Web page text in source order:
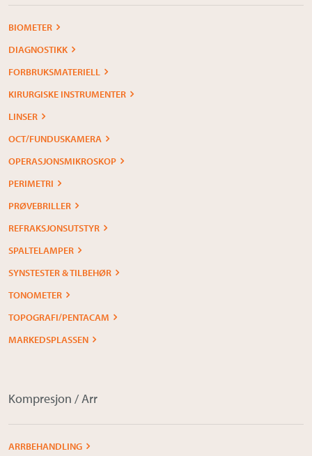
BIOMETER
DIAGNOSTIKK
FORBRUKSMATERIELL
KIRURGISKE INSTRUMENTER
LINSER
OCT/FUNDUSKAMERA
OPERASJONSMIKROSKOP
PERIMETRI
PRØVEBRILLER
REFRAKSJONSUTSTYR
SPALTELAMPER
SYNSTESTER & TILBEHØR
TONOMETER
TOPOGRAFI/PENTACAM
MARKEDSPLASSEN
Kompresjon / Arr
ARRBEHANDLING